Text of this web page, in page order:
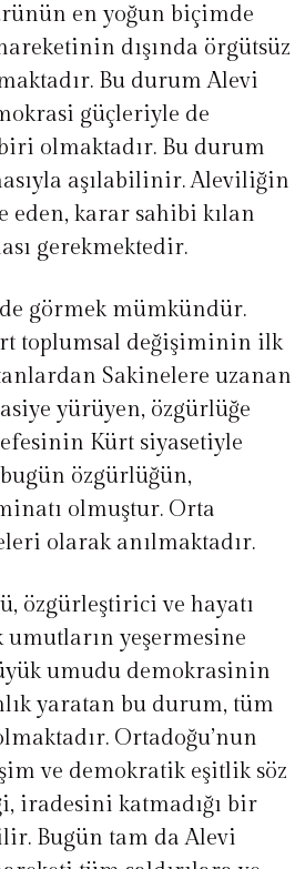
en yoğun biçimde
dışında örgütsüz
Bu durum Alevi
güçleriyle de
olmaktadır. Bu durum
aşılabilinir. Aleviliğin
eden, karar sahibi kılan
gerekmektedir.
görmek mümkündür.
toplumsal değişiminin ilk
Sakinelere uzanan
yürüyen, özgürlüğe
Kürt siyasetiyle
özgürlüğün,
olmuştur. Orta
olarak anılmaktadır.
özgürleştirici ve hayatı
umutların yeşermesine
umudu demokrasinin
yaratan bu durum, tüm
Ortadoğu’nun
ve demokratik eşitlik söz
iradesini katmadığı bir
Bugün tam da Alevi